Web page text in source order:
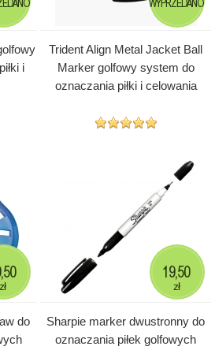
i
Trident Align Metal Jacket Ball
Marker golfowy system do
oznaczania piłki i celowania
WYPRZEDANO
do
zł
Sharpie marker dwustronny do
oznaczania piłek golfowych
19,50
zł